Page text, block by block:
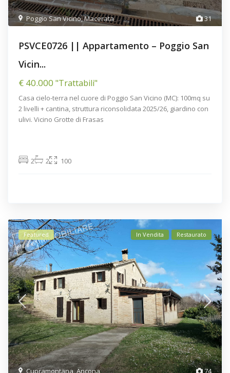
31
Poggio San Vicino,Macerata
PSVCE0726 || Appartamento – Poggio San
Vicin...
€ 40.000"Trattabili"
Casa cielo-terra nel cuore di Poggio San Vicino (MC): 100mq su
2 livelli + cantina, struttura riconsolidata 2025/26, giardino con
ulivi. Vicino Grotte di Frasas
2 2 100
74
Cupramontana,Ancona
Featured In Vendita Restaurato